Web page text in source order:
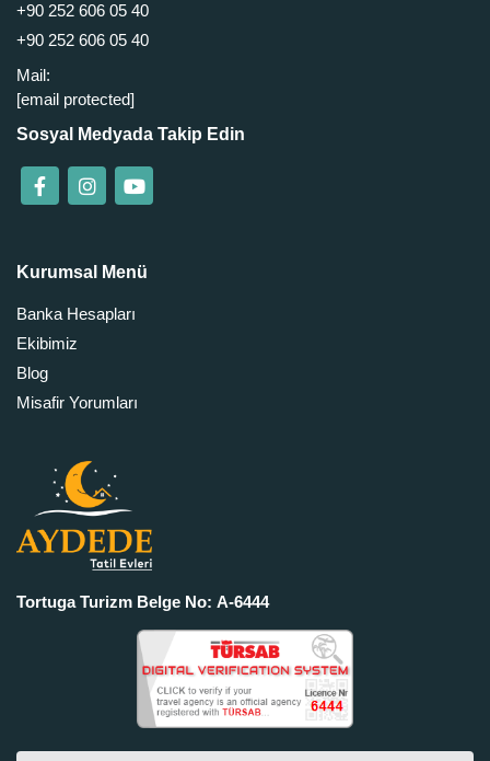
+90 252 606 05 40
+90 252 606 05 40
Mail:
[email protected]
Sosyal Medyada Takip Edin
Kurumsal Menü
Banka Hesapları
Ekibimiz
Blog
Misafir Yorumları
Tortuga Turizm Belge No: A-6444